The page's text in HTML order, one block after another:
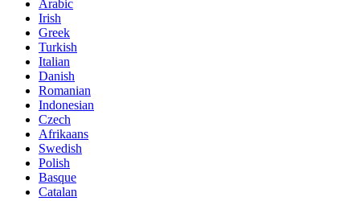
Arabic
Irish
Greek
Turkish
Italian
Danish
Romanian
Indonesian
Czech
Afrikaans
Swedish
Polish
Basque
Catalan